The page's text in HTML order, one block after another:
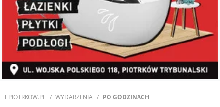
EPIOTRKOW.PL WYDARZENIA PO GODZINACH